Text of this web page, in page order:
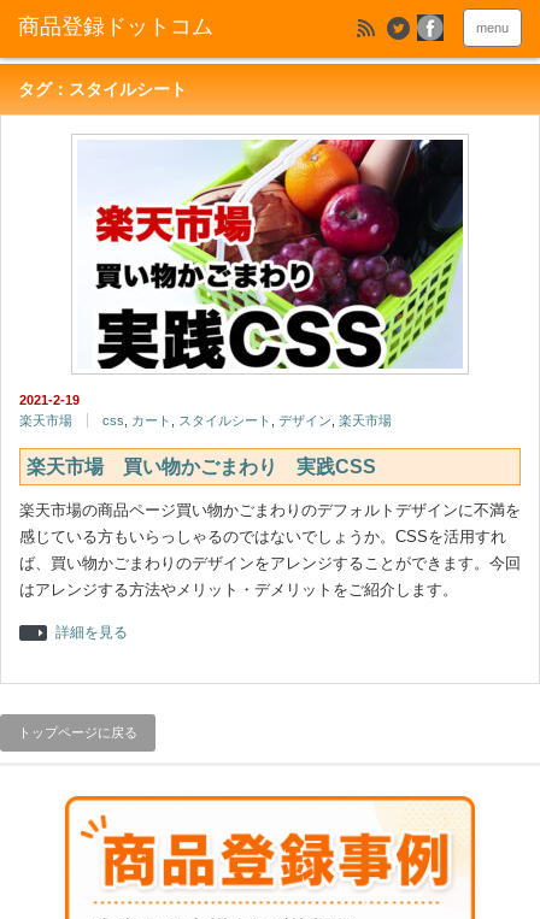
menu
タグ：スタイルシート
2021-2-19
楽天市場
css カート スタイルシート デザイン 楽天市場
楽天市場 買い物かごまわり 実践CSS
楽天市場の商品ページ買い物かごまわりのデフォルトデザインに不満を
感じている方もいらっしゃるのではないでしょうか。CSSを活用すれ
ば、買い物かごまわりのデザインをアレンジすることができます。今回
はアレンジする方法やメリット・デメリットをご紹介します。
詳細を見る
トップページに戻る